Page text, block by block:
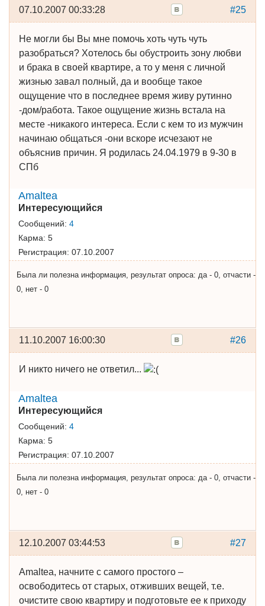
#25
07.10.2007 00:33:28
Не могли бы Вы мне помочь хоть чуть чуть
разобраться? Хотелось бы обустроить зону любви
и брака в своей квартире, а то у меня с личной
жизнью завал полный, да и вообще такое
ощущение что в последнее время живу рутинно
-дом/работа. Такое ощущение жизнь встала на
месте -никакого интереса. Если с кем то из мужчин
начинаю общаться -они вскоре исчезают не
объяснив причин. Я родилась 24.04.1979 в 9-30 в
СПб
Amaltea
Интересующийся
Сообщений: 4
Карма: 5
Регистрация: 07.10.2007
Была ли полезна информация, результат опроса: да - 0, отчасти -
0, нет - 0
#26
11.10.2007 16:00:30
И никто ничего не ответил...
Amaltea
Интересующийся
Сообщений: 4
Карма: 5
Регистрация: 07.10.2007
Была ли полезна информация, результат опроса: да - 0, отчасти -
0, нет - 0
#27
12.10.2007 03:44:53
Amaltea, начните с самого простого –
освободитесь от старых, отживших вещей, т.е.
очистите свою квартиру и подготовьте ее к приходу